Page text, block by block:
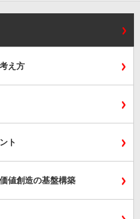
え方
ト
値創造の基盤構築